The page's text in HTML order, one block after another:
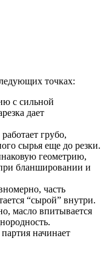
точках:
с сильной
дает
грубо,
сырья еще до резки.
геометрию,
бланшировании и
часть
“сырой” внутри.
масло впитывается
начинает